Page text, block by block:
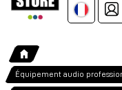
Équipement audio